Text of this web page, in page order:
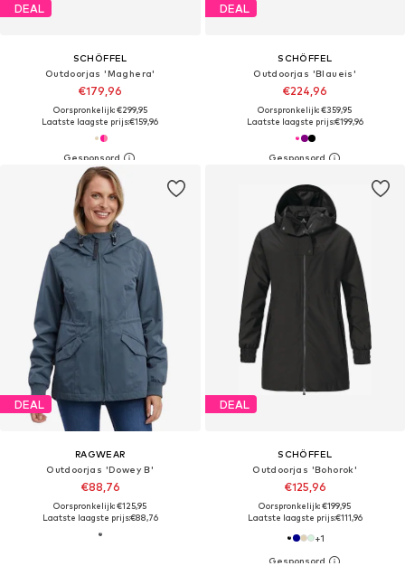
DEAL
SCHÖFFEL
Outdoorjas 'Maghera'
€179,96
Oorspronkelijk: €299,95
Laatste laagste prijs:€159,96
DEAL
SCHÖFFEL
Outdoorjas 'Blaueis'
€224,96
Oorspronkelijk: €359,95
Laatste laagste prijs:€199,96
DEAL
RAGWEAR
Outdoorjas 'Dowey B'
€88,76
Oorspronkelijk: €125,95
Laatste laagste prijs:€88,76
DEAL
SCHÖFFEL
Outdoorjas 'Bohorok'
€125,96
Oorspronkelijk: €199,95
Laatste laagste prijs:€111,96
+1